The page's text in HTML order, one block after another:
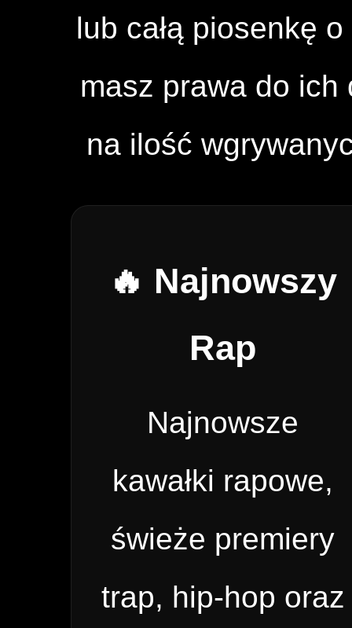
lub całą piosenkę
masz prawa do
na ilość
🔥 Najnowszy
Rap
Najnowsze
kawałki rapowe,
świeże premiery
trap, hip-hop oraz